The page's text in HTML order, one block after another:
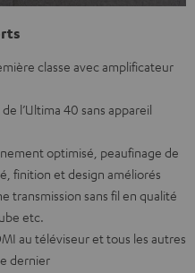
classe avec amplificateur
l’Ultima 40 sans appareil
optimisé, peaufinage de
finition et design améliorés
transmission sans fil en qualité
etc.
au téléviseur et tous les autres
dernier